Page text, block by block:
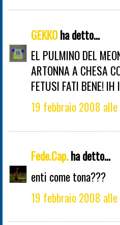
GEKKOha detto...
EL PULMINO DEL
ARTONNA A CHESA
FETUSI FATI BENE!
19 febbraio 2008
Fede.Cap.ha detto...
enti come tona???
19 febbraio 2008